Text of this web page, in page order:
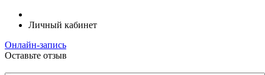
Личный кабинет
Онлайн-запись
Оставьте отзыв